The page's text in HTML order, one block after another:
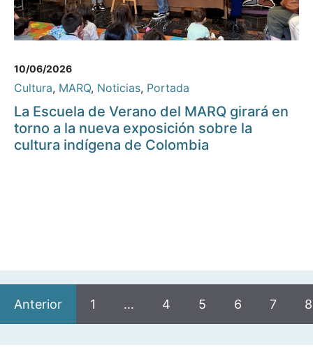
10/06/2026
Cultura, MARQ, Noticias, Portada
La Escuela de Verano del MARQ girará en
torno a la nueva exposición sobre la
cultura indígena de Colombia
Anterior 1 … 4 5 6 7 8